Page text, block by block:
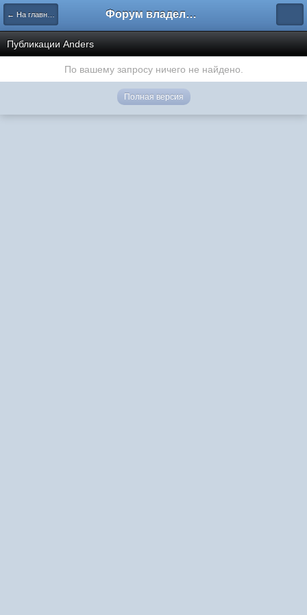
← На главную Форум владельцев интернет-магазинов
Публикации Anders
По вашему запросу ничего не найдено.
Полная версия